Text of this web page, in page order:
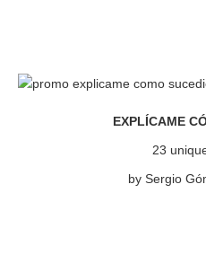
EXPLÍCAME
23
by Sergio